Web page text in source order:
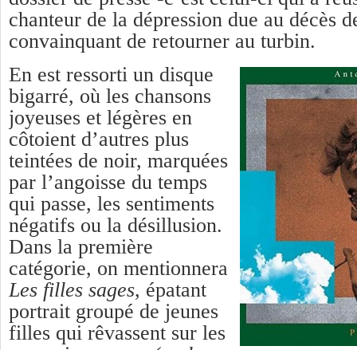
chanteur de la dépression due au décès
convainquant de retourner au turbin.
En est ressorti un disque
bigarré, où les chansons
joyeuses et légères en
côtoient d’autres plus
teintées de noir, marquées
par l’angoisse du temps
qui passe, les sentiments
négatifs ou la désillusion.
Dans la première
catégorie, on mentionnera
Les filles sages, épatant
portrait groupé de jeunes
filles qui rêvassent sur les